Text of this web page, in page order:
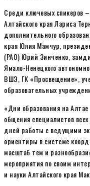
Среди ключевых спикеров
Алтайского края Лариса
дополнительного
края Юлия Мамчур,
(РАО) Юрий Зинченко,
Ямало-Ненецкого
ВШЭ, ГК «Просвещение»,
образовательных
«Дни образования на
общения специалистов
дней работы с ведущими
ориентиры в системе
масштаб тем и
мероприятия по своим
и науки Алтайского края